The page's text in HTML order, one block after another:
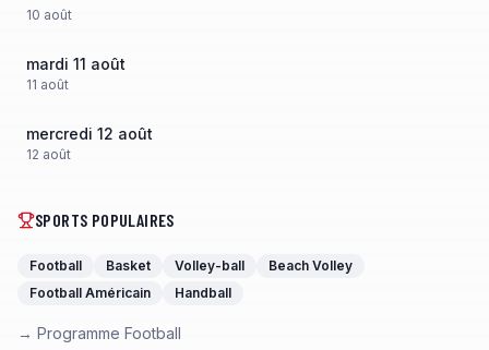
10 août
mardi 11 août
11 août
mercredi 12 août
12 août
SPORTS POPULAIRES
Football Basket Volley-ball
Beach Volley
Football Américain
Handball
→ Programme Football